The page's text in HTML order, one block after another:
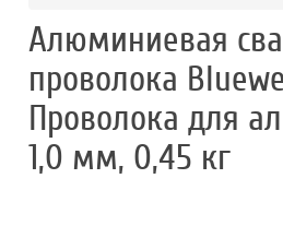
Алюминиевая
проволока
Проволока для
1,0 мм, 0,45 кг